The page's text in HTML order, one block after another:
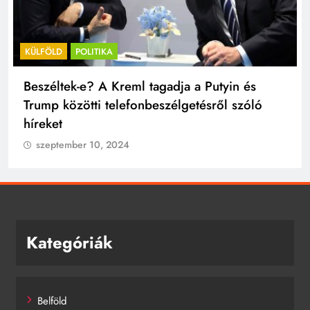
KÜLFÖLD POLITIKA
Beszéltek-e? A Kreml tagadja a Putyin és
Trump közötti telefonbeszélgetésről szóló
híreket
szeptember 10, 2024
Kategóriák
Belföld